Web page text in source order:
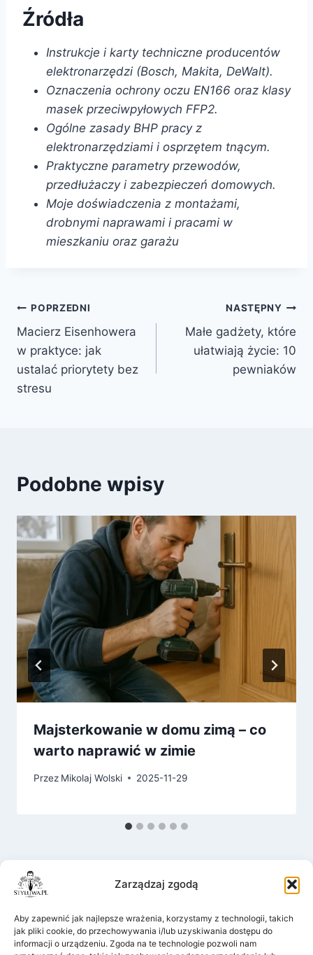
Zarządzaj zgodą
Aby zapewnić jak najlepsze wrażenia, korzystamy z technologii, takich
jak pliki cookie, do przechowywania i/lub uzyskiwania dostępu do
informacji o urządzeniu. Zgoda na te technologie pozwoli nam
Źródła
Instrukcje i karty techniczne producentów
elektronarzędzi (Bosch, Makita, DeWalt).
Oznaczenia ochrony oczu EN166 oraz klasy
masek przeciwpyłowych FFP2.
Ogólne zasady BHP pracy z
elektronarzędziami i osprzętem tnącym.
Praktyczne parametry przewodów,
przedłużaczy i zabezpieczeń domowych.
Moje doświadczenia z montażami,
drobnymi naprawami i pracami w
mieszkaniu oraz garażu
Nawigacja
wpisu
POPRZEDNI
Macierz Eisenhowera
w praktyce: jak
ustalać priorytety bez
stresu
NASTĘPNY
Małe gadżety, które
ułatwiają życie: 10
pewniaków
Podobne wpisy
Majsterkowanie w domu zimą – co
warto naprawić w zimie
Przez Mikolaj Wolski 2025-11-29
Dodaj komentarz